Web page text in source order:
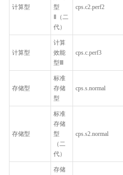
计算型
型
Ⅱ（二
代）
cps.c2.perf2
计算型
计算
效能
型Ⅲ
cps.c.perf3
存储型
标准
存储
型
cps.s.normal
存储型
标准
存储
型
（二
代）
cps.s2.normal
存储